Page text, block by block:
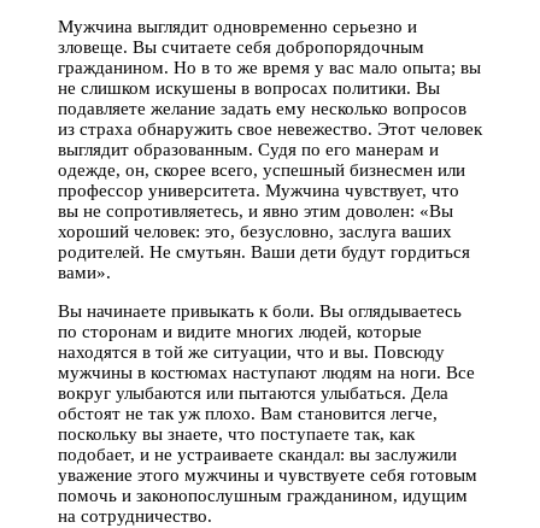
Мужчина выглядит одновременно серьезно и
зловеще. Вы считаете себя добропорядочным
гражданином. Но в то же время у вас мало опыта; вы
не слишком искушены в вопросах политики. Вы
подавляете желание задать ему несколько вопросов
из страха обнаружить свое невежество. Этот человек
выглядит образованным. Судя по его манерам и
одежде, он, скорее всего, успешный бизнесмен или
профессор университета. Мужчина чувствует, что
вы не сопротивляетесь, и явно этим доволен: «Вы
хороший человек: это, безусловно, заслуга ваших
родителей. Не смутьян. Ваши дети будут гордиться
вами».
Вы начинаете привыкать к боли. Вы оглядываетесь
по сторонам и видите многих людей, которые
находятся в той же ситуации, что и вы. Повсюду
мужчины в костюмах наступают людям на ноги. Все
вокруг улыбаются или пытаются улыбаться. Дела
обстоят не так уж плохо. Вам становится легче,
поскольку вы знаете, что поступаете так, как
подобает, и не устраиваете скандал: вы заслужили
уважение этого мужчины и чувствуете себя готовым
помочь и законопослушным гражданином, идущим
на сотрудничество.